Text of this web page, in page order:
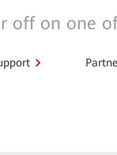
off on one